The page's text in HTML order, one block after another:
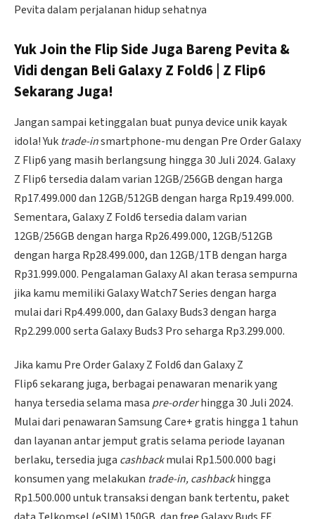
Pevita dalam perjalanan hidup sehatnya
Yuk Join the Flip Side Juga Bareng Pevita &
Vidi dengan Beli Galaxy Z Fold6 | Z Flip6
Sekarang Juga!
Jangan sampai ketinggalan buat punya device unik kayak
idola! Yuk trade-insmartphone-mu dengan Pre Order Galaxy
Z Flip6 yang masih berlangsung hingga 30 Juli 2024. Galaxy
Z Flip6 tersedia dalam varian 12GB/256GB dengan harga
Rp17.499.000 dan 12GB/512GB dengan harga Rp19.499.000.
Sementara, Galaxy Z Fold6 tersedia dalam varian
12GB/256GB dengan harga Rp26.499.000, 12GB/512GB
dengan harga Rp28.499.000, dan 12GB/1TB dengan harga
Rp31.999.000. Pengalaman Galaxy AI akan terasa sempurna
jika kamu memiliki Galaxy Watch7 Series dengan harga
mulai dari Rp4.499.000, dan Galaxy Buds3 dengan harga
Rp2.299.000 serta Galaxy Buds3 Pro seharga Rp3.299.000.
Jika kamu Pre Order Galaxy Z Fold6 dan Galaxy Z
Flip6 sekarang juga, berbagai penawaran menarik yang
hanya tersedia selama masa pre-orderhingga 30 Juli 2024.
Mulai dari penawaran Samsung Care+ gratis hingga 1 tahun
dan layanan antar jemput gratis selama periode layanan
berlaku, tersedia juga cashbackmulai Rp1.500.000 bagi
konsumen yang melakukan trade-in, cashbackhingga
Rp1.500.000 untuk transaksi dengan bank tertentu, paket